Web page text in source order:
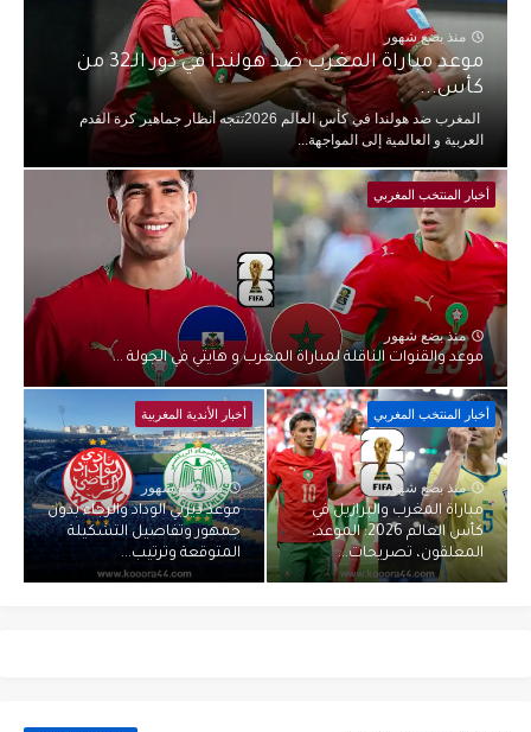
منذ بضع شهور
موعد مباراة المغرب ضد هولندا في دور الـ32 من
كأس...
المغرب ضد هولندا في كأس العالم 2026تتجه أنظار جماهير كرة القدم
العربية و العالمية إلى المواجهة...
أخبار المنتخب المغربي
منذ بضع شهور
موعد والقنوات الناقلة لمباراة المغرب و هايتي في الجولة ...
أخبار المنتخب المغربي
منذ بضع شهور
مباراة المغرب والبرازيل في
كأس العالم 2026: الموعد،
المعلقون، تصريحات...
أخبار الأندية المغربية
منذ بضع شهور
موعد ديربي الوداد والرجاء بدون
جمهور وتفاصيل التشكيلة
المتوقعة وترتيب...